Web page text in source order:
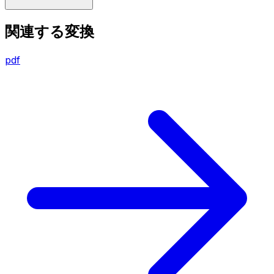
関連する変換
pdf